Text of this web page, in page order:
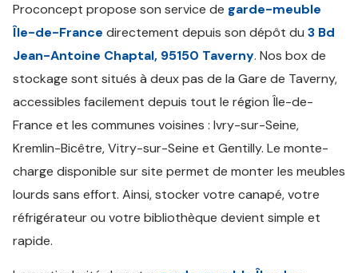
Proconcept propose son service de garde-meuble
Île-de-France directement depuis son dépôt du 3 Bd
Jean-Antoine Chaptal, 95150 Taverny. Nos box de
stockage sont situés à deux pas de la Gare de Taverny,
accessibles facilement depuis tout le région Île-de-
France et les communes voisines : Ivry-sur-Seine,
Kremlin-Bicêtre, Vitry-sur-Seine et Gentilly. Le monte-
charge disponible sur site permet de monter les meubles
lourds sans effort. Ainsi, stocker votre canapé, votre
réfrigérateur ou votre bibliothèque devient simple et
rapide.